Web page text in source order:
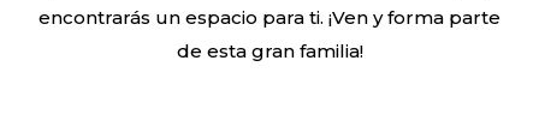
encontrarás un espacio para ti. ¡Ven y forma parte
de esta gran familia!